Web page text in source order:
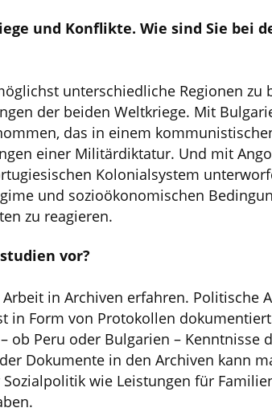
und Konflikte. Wie sind Sie bei
unterschiedliche Regionen zu
der beiden Weltkriege. Mit
das in einem
einer Militärdiktatur. Und mit
Kolonialsystem
und sozioökonomischen
zu reagieren.
vor?
in Archiven erfahren. Politische
in Form von Protokollen
ob Peru oder Bulgarien – Kenntnisse
Dokumente in den Archiven kann
wie Leistungen für